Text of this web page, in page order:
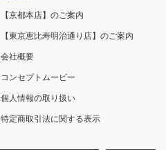
【京都本店】のご案内
【東京恵比寿明治通り店】のご案内
会社概要
コンセプトムービー
個人情報の取り扱い
特定商取引法に関する表示